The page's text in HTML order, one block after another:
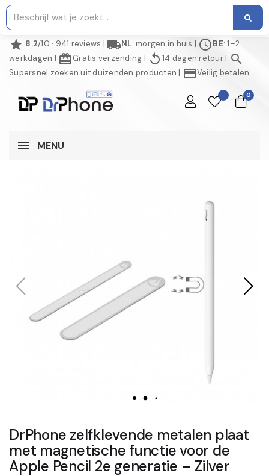
star 8.2/10 · 941 reviews | local_shippingNL: morgen in huis | scheduleBE: 1–2
werkdagen | redeemGratis verzending | replay 14 dagen retour| search
Supersnel zoeken uit duizenden producten | credit_cardVeilig betalen
0
MENU
DrPhone zelfklevende metalen plaat
met magnetische functie voor de
Apple Pencil 2e generatie – Zilver